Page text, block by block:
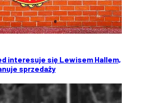
interesuje się Lewisem Hallem,
sprzedaży